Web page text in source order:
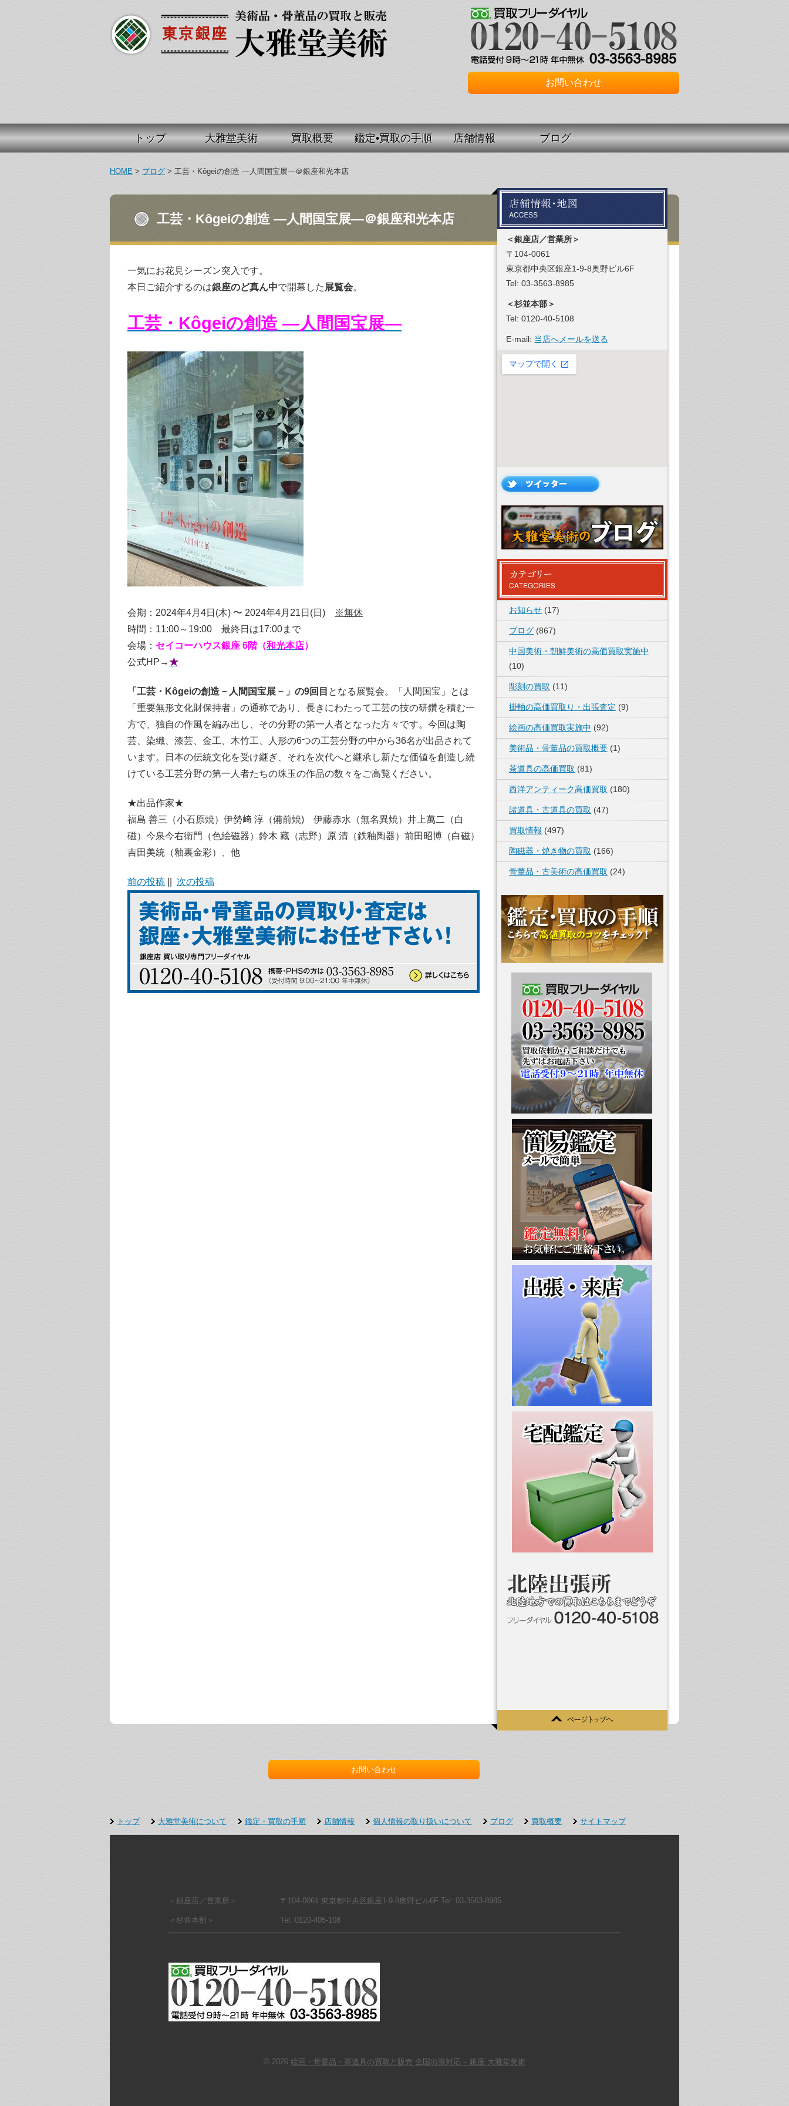
お問い合わせ
トップ 大雅堂美術 買取概要 鑑定•買取の手順 店舗情報 ブログ
HOME > ブログ > 工芸・Kôgeiの創造 ―人間国宝展―＠銀座和光本店
工芸・Kôgeiの創造 ―人間国宝展―＠銀座和光本店
一気にお花見シーズン突入です。
本日ご紹介するのは銀座のど真ん中で開幕した 展覧会。
工芸・Kôgeiの創造 ―人間国宝展―
会期：2024年4月4日(木) 〜 2024年4月21日(日)
※無休
時間：11:00～19:00 最終日は17:00まで
会場： セイコーハウス銀座 6階（和光本店）
公式HP→★
「工芸・Kôgeiの創造－人間国宝展－」の9回目 となる展覧会。「人間国宝」とは
「重要無形文化財保持者」の通称であり、長きにわたって工芸の技の研鑽を積む一
方で、独自の作風を編み出し、その分野の第一人者となった方々です。今回は陶
芸、染織、漆芸、金工、木竹工、人形の6つの工芸分野の中から36名が出品されて
います。日本の伝統文化を受け継ぎ、それを次代へと継承し新たな価値を創造し続
けている工芸分野の第一人者たちの珠玉の作品の数々をご高覧ください。
★出品作家★
福島 善三（小石原焼）伊勢﨑 淳（備前焼) 伊藤赤水（無名異焼）井上萬二（白
磁）今泉今右衛門（色絵磁器）鈴木 藏（志野）原 清（鉄釉陶器）前田昭博（白磁）
吉田美統（釉裏金彩）、他
前の投稿 次の投稿
＜銀座店／営業所＞
〒104-0061
東京都中央区銀座1-9-8奥野ビル6F
Tel: 03-3563-8985
＜杉並本部＞
Tel: 0120-40-5108
E-mail: 当店へメールを送る
お知らせ (17)
ブログ (867)
中国美術・朝鮮美術の高価買取実施中
(10)
彫刻の買取 (11)
掛軸の高価買取り・出張査定 (9)
絵画の高価買取実施中 (92)
美術品・骨董品の買取概要 (1)
茶道具の高価買取 (81)
西洋アンティーク高価買取 (180)
諸道具・古道具の買取 (47)
買取情報 (497)
陶磁器・焼き物の買取 (166)
骨董品・古美術の高価買取 (24)
お問い合わせ
トップ 大雅堂美術について 鑑定・買取の手順 店舗情報 個人情報の取り扱いについて ブログ 買取概要 サイトマップ
＜銀座店／営業所＞ 〒104-0061 東京都中央区銀座1-9-8奥野ビル6F Tel: 03-3563-8985
＜杉並本部＞ Tel. 0120-405-108
© 2026 絵画・骨董品・茶道具の買取と販売 全国出張対応 – 銀座 大雅堂美術